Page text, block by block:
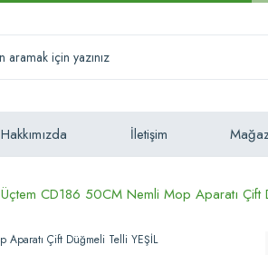
Hakkımızda İletişim
Üçtem CD186 50CM Nemli Mop Aparatı Çift